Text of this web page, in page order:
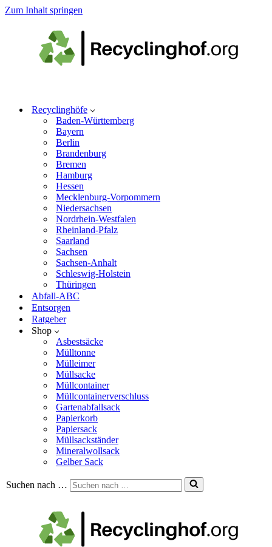
Zum Inhalt springen
Recyclinghöfe
Baden-Württemberg
Bayern
Berlin
Brandenburg
Bremen
Hamburg
Hessen
Mecklenburg-Vorpommern
Niedersachsen
Nordrhein-Westfalen
Rheinland-Pfalz
Saarland
Sachsen
Sachsen-Anhalt
Schleswig-Holstein
Thüringen
Abfall-ABC
Entsorgen
Ratgeber
Shop
Asbestsäcke
Mülltonne
Mülleimer
Müllsacke
Müllcontainer
Müllcontainerverschluss
Gartenabfallsack
Papierkorb
Papiersack
Müllsackständer
Mineralwollsack
Gelber Sack
Suchen nach …